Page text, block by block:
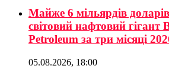
Майже 6 мільярдів
світовий нафтовий гігант
Petroleum за три місяці
05.08.2026, 18:00